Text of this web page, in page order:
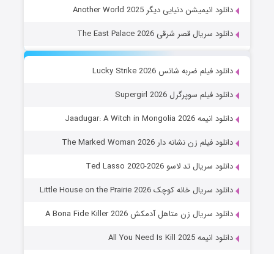
دانلود انیمیشن دنیایی دیگر Another World 2025
دانلود سریال قصر شرقی The East Palace 2026
دانلود فیلم ضربه شانس Lucky Strike 2026
دانلود فیلم سوپرگرل Supergirl 2026
دانلود انیمه Jaadugar: A Witch in Mongolia 2026
دانلود فیلم زن نشانه دار The Marked Woman 2026
دانلود سریال تد لاسو Ted Lasso 2020-2026
دانلود سریال خانه کوچک Little House on the Prairie 2026
دانلود سریال زن متاهل آدمکش A Bona Fide Killer 2026
دانلود انیمه All You Need Is Kill 2025